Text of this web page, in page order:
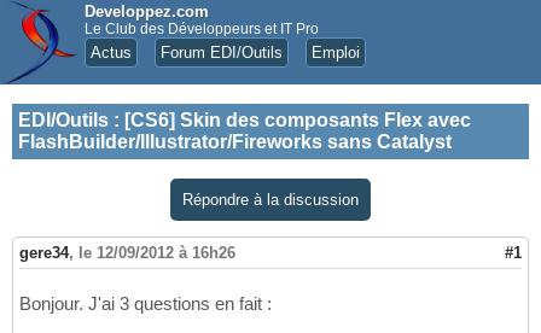
Developpez.com
Le Club des Développeurs et IT Pro
Actus Forum EDI/Outils Emploi
EDI/Outils : [CS6] Skin des composants Flex avec
FlashBuilder/Illustrator/Fireworks sans Catalyst
Répondre à la discussion
gere34, le 12/09/2012 à 16h26 #1
Bonjour. J'ai 3 questions en fait :